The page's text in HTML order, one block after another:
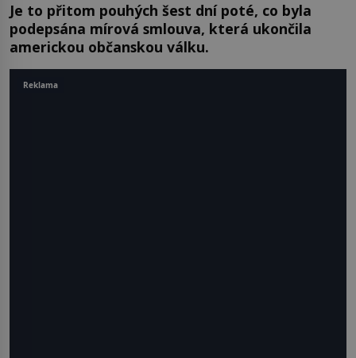
Je to přitom pouhých šest dní poté, co byla
podepsána mírová smlouva, která ukončila
americkou občanskou válku.
Reklama